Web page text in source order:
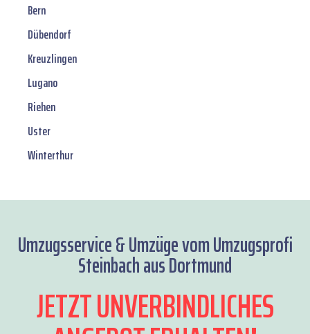
Bern
Dübendorf
Kreuzlingen
Lugano
Riehen
Uster
Winterthur
Umzugsservice & Umzüge vom Umzugsprofi
Steinbach aus Dortmund
JETZT UNVERBINDLICHES